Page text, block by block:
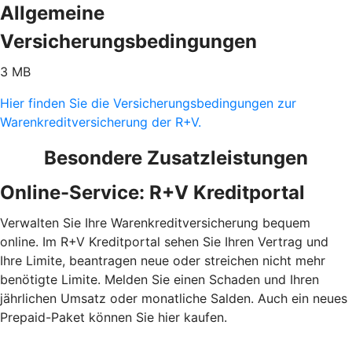
Allgemeine
Versicherungsbedingungen
3 MB
Hier finden Sie die Versicherungsbedingungen zur
Warenkreditversicherung der R+V.
Besondere Zusatzleistungen
Online-Service: R+V Kreditportal
Verwalten Sie Ihre Warenkreditversicherung bequem
online. Im R+V Kreditportal sehen Sie Ihren Vertrag und
Ihre Limite, beantragen neue oder streichen nicht mehr
benötigte Limite. Melden Sie einen Schaden und Ihren
jährlichen Umsatz oder monatliche Salden. Auch ein neues
Prepaid-Paket können Sie hier kaufen.